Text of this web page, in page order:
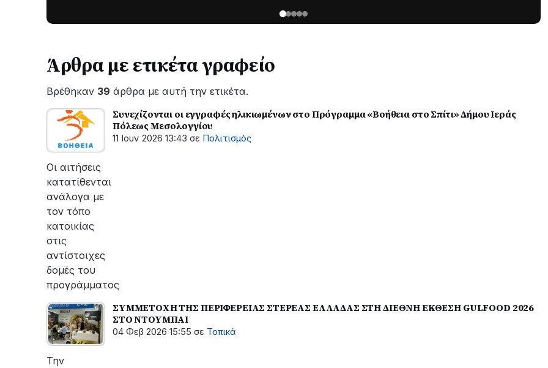
Ανδρέα
τα
έργα
του
Δήμου
Άρθρα με ετικέτα γραφείο
Βρέθηκαν 39 άρθρα με αυτή την ετικέτα.
Συνεχίζονται οι εγγραφές ηλικιωμένων στο Πρόγραμμα «Βοήθεια στο Σπίτι» Δήμου Ιεράς
Πόλεως Μεσολογγίου
11 Ιουν 2026 13:43 σε Πολιτισμός
Οι αιτήσεις
κατατίθενται
ανάλογα με
τον τόπο
κατοικίας
στις
αντίστοιχες
δομές του
προγράμματος
ΣΥΜΜΕΤΟΧΗ ΤΗΣ ΠΕΡΙΦΕΡΕΙΑΣ ΣΤΕΡΕΑΣ ΕΛΛΑΔΑΣ ΣΤΗ ΔΙΕΘΝΗ ΕΚΘΕΣΗ GULFOOD 2026
ΣΤΟ ΝΤΟΥΜΠΑΙ
04 Φεβ 2026 15:55 σε Τοπικά
Την